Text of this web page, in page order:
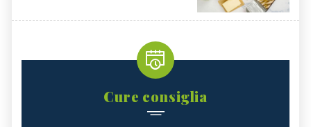
Cure consiglia